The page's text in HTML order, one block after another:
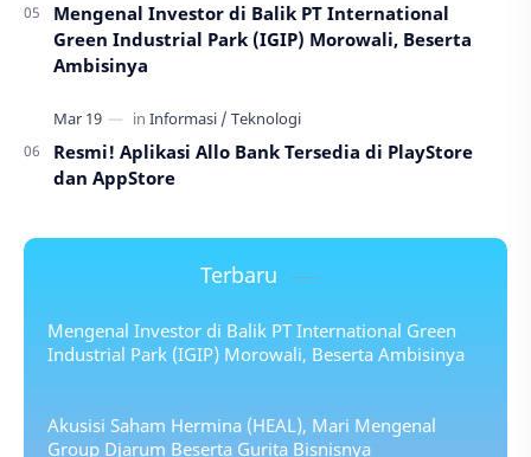
Mengenal Investor di Balik PT International
Green Industrial Park (IGIP) Morowali, Beserta
Ambisinya
Resmi! Aplikasi Allo Bank Tersedia di PlayStore
dan AppStore
Terbaru
Mengenal Investor di Balik PT International Green
Industrial Park (IGIP) Morowali, Beserta Ambisinya
Akusisi Saham Hermina (HEAL), Mari Mengenal
Group Djarum Beserta Gurita Bisnisnya